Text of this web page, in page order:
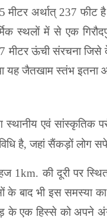
अर्थात् 237 फीट
स्थलों में से एक
77 मीटर ऊंची संरचना
यह जैतखाम स्तंभ
स्थानीय एवं
विधि है, जहां सैंकड़ों
1km. की दूरी पर
के बाद भी इस समस्या
के एक हिस्से को अपने